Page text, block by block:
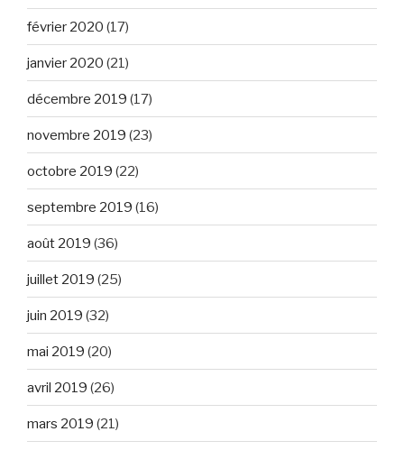
février 2020 (17)
janvier 2020 (21)
décembre 2019 (17)
novembre 2019 (23)
octobre 2019 (22)
septembre 2019 (16)
août 2019 (36)
juillet 2019 (25)
juin 2019 (32)
mai 2019 (20)
avril 2019 (26)
mars 2019 (21)